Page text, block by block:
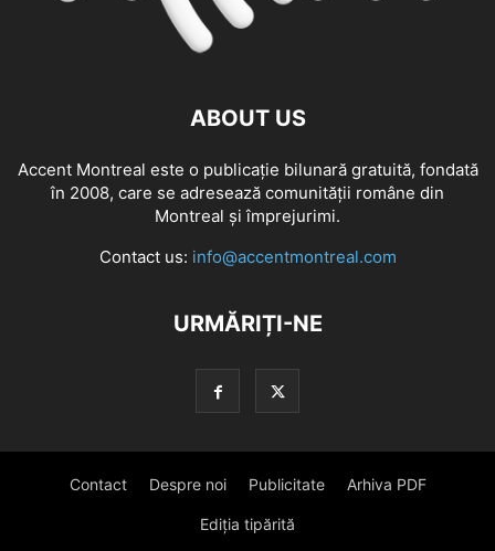
ABOUT US
Accent Montreal este o publicație bilunară gratuită, fondată
în 2008, care se adresează comunităţii române din
Montreal şi împrejurimi.
Contact us: info@accentmontreal.com
URMĂRIȚI-NE
Contact Despre noi Publicitate Arhiva PDF
Ediția tipărită